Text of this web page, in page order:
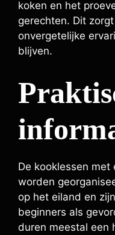
koken en het
gerechten. Dit
onvergetelijke
blijven.
De kooklessen met
worden
op het eiland en
beginners als
duren meestal een